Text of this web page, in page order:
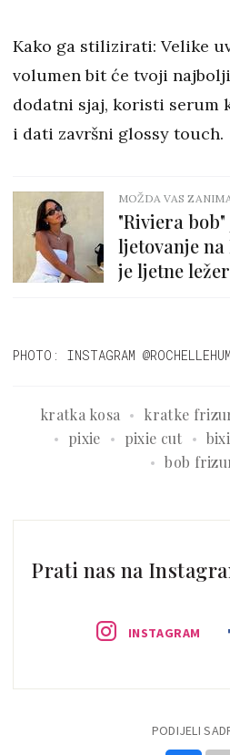
Kako ga stilizirati: Velike
volumen bit će tvoji
dodatni sjaj, koristi serum
i dati završni glossy touch.
MOŽDA VAS
"Riviera
ljetovanje
je ljetne
PHOTO: INSTAGRAM
kratka kosa kratke
pixie
pixie cut
bob
Prati nas na
INSTAGRAM
PODIJELI